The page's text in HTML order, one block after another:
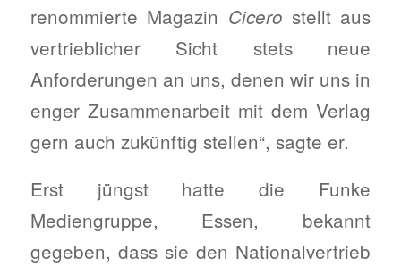
renommierte Magazin Cicero stellt aus
vertrieblicher Sicht stets neue
Anforderungen an uns, denen wir uns in
enger Zusammenarbeit mit dem Verlag
gern auch zukünftig stellen“, sagte er.
Erst jüngst hatte die Funke
Mediengruppe, Essen, bekannt
gegeben, dass sie den Nationalvertrieb